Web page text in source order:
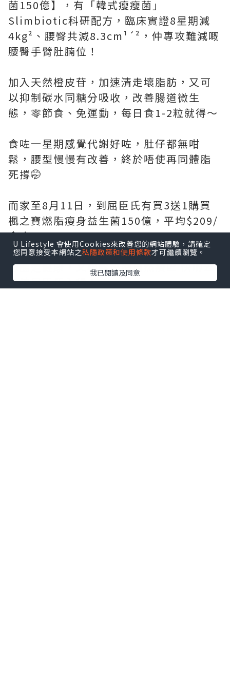
菌150億】，有「韓式瘦瘦菌」
Slimbiotic科研配方，臨床實證8星期減
4kg²、腰臀共減8.3cm¹´²，仲專攻難減嘅
腰臀手臂肚腩位！
加入天然橙皮苷，加速清走壞脂肪，又可
以抑制碳水同糖分吸收，改善腸道微生
態，零節食、免運動，每日食1-2粒就得～
食咗一星期感覺代謝好咗，肚仔都無咁
鬆，腰型慢慢有改善，終於唔使再同體脂
死撐🤭
而家至8月11日，到屈臣氏有買3送1購買
楓之寶燃脂瘦身益生菌150億，平均$209/
盒咋！
想腸道健康，又輕鬆燃脂自然瘦📈 快啲去
全線屈臣氏入貨！
U Lifestyle 會使用Cookies來改善您的網站體驗，請確定
您同意接受本網站之私隱政策和使用條款才可繼續瀏覽。
我已閱讀及同意